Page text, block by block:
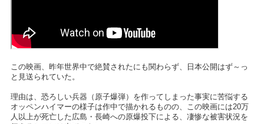
この映画、昨年世界中で絶賛されたにも関わらず、日本公開はず～っ
と見送られていた。
理由は、恐ろしい兵器（原子爆弾）を作ってしまった事実に苦悩する
オッペンハイマーの様子は作中で描かれるものの、この映画には20万
人以上が死亡した広島・長崎への原爆投下による、凄惨な被害状況を